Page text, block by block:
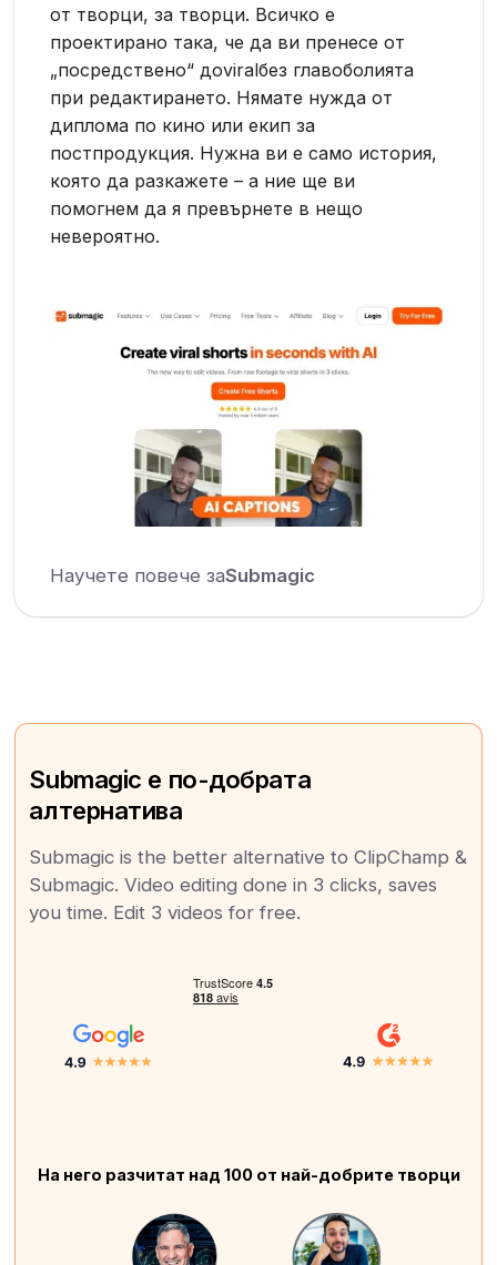
от творци, за творци. Всичко е
проектирано така, че да ви пренесе от
„посредствено“ доviralбез главоболията
при редактирането. Нямате нужда от
диплома по кино или екип за
постпродукция. Нужна ви е само история,
която да разкажете – а ние ще ви
помогнем да я превърнете в нещо
невероятно.
Научете повече заSubmagic
Submagic е по-добрата
алтернатива
Submagic is the better alternative to ClipChamp &
Submagic. Video editing done in 3 clicks, saves
you time. Edit 3 videos for free.
На него разчитат над 100 от най-добрите творци